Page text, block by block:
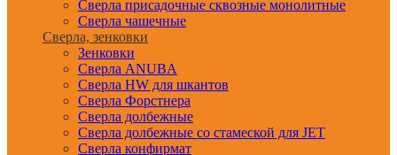
Сверла присадочные сквозные монолитные
Сверла чашечные
Сверла, зенковки
Зенковки
Сверла ANUBA
Сверла HW для шкантов
Сверла Форстнера
Сверла долбежные
Сверла долбежные со стамеской для JET
Сверла конфирмат